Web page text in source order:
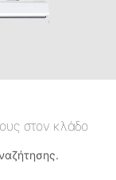
στον κλάδο